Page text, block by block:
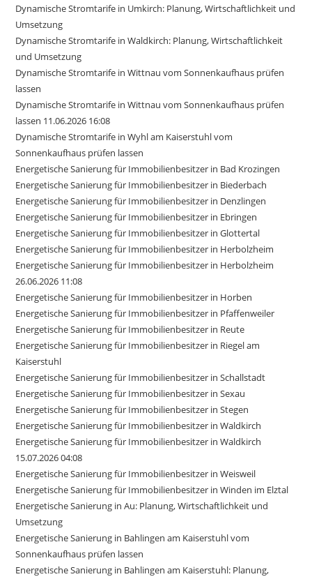
Dynamische Stromtarife in Umkirch: Planung, Wirtschaftlichkeit und
Umsetzung
Dynamische Stromtarife in Waldkirch: Planung, Wirtschaftlichkeit
und Umsetzung
Dynamische Stromtarife in Wittnau vom Sonnenkaufhaus prüfen
lassen
Dynamische Stromtarife in Wittnau vom Sonnenkaufhaus prüfen
lassen 11.06.2026 16:08
Dynamische Stromtarife in Wyhl am Kaiserstuhl vom
Sonnenkaufhaus prüfen lassen
Energetische Sanierung für Immobilienbesitzer in Bad Krozingen
Energetische Sanierung für Immobilienbesitzer in Biederbach
Energetische Sanierung für Immobilienbesitzer in Denzlingen
Energetische Sanierung für Immobilienbesitzer in Ebringen
Energetische Sanierung für Immobilienbesitzer in Glottertal
Energetische Sanierung für Immobilienbesitzer in Herbolzheim
Energetische Sanierung für Immobilienbesitzer in Herbolzheim
26.06.2026 11:08
Energetische Sanierung für Immobilienbesitzer in Horben
Energetische Sanierung für Immobilienbesitzer in Pfaffenweiler
Energetische Sanierung für Immobilienbesitzer in Reute
Energetische Sanierung für Immobilienbesitzer in Riegel am
Kaiserstuhl
Energetische Sanierung für Immobilienbesitzer in Schallstadt
Energetische Sanierung für Immobilienbesitzer in Sexau
Energetische Sanierung für Immobilienbesitzer in Stegen
Energetische Sanierung für Immobilienbesitzer in Waldkirch
Energetische Sanierung für Immobilienbesitzer in Waldkirch
15.07.2026 04:08
Energetische Sanierung für Immobilienbesitzer in Weisweil
Energetische Sanierung für Immobilienbesitzer in Winden im Elztal
Energetische Sanierung in Au: Planung, Wirtschaftlichkeit und
Umsetzung
Energetische Sanierung in Bahlingen am Kaiserstuhl vom
Sonnenkaufhaus prüfen lassen
Energetische Sanierung in Bahlingen am Kaiserstuhl: Planung,